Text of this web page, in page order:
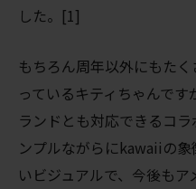
した。[1]
もちろん周年以外にもた
っているキティちゃんで
ランドとも対応できるコ
ンプルながらにkawaiiの
いビジュアルで、今後も